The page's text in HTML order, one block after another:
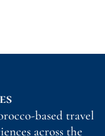
based travel
across the